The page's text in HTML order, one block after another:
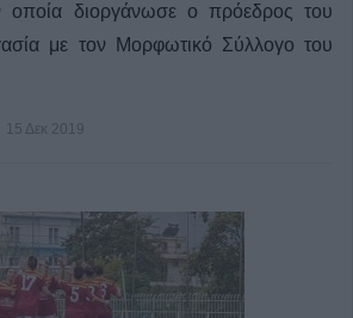
οποία διοργάνωσε ο πρόεδρος του
με τον Μορφωτικό Σύλλογο του
15 Δεκ 2019